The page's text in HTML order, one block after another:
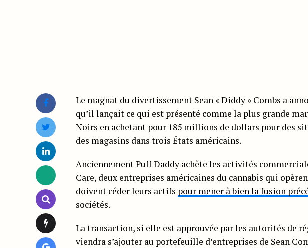
Le magnat du divertissement Sean « Diddy » Combs a
qu’il lançait ce qui est présenté comme la plus grande
Noirs en achetant pour 185 millions de dollars pour des
des magasins dans trois États américains.
Anciennement Puff Daddy achète les activités
Care, deux entreprises américaines du cannabis qui
doivent céder leurs actifs pour mener à bien la fusion
sociétés.
La transaction, si elle est approuvée par les autorités de
viendra s’ajouter au portefeuille d’entreprises de Sean